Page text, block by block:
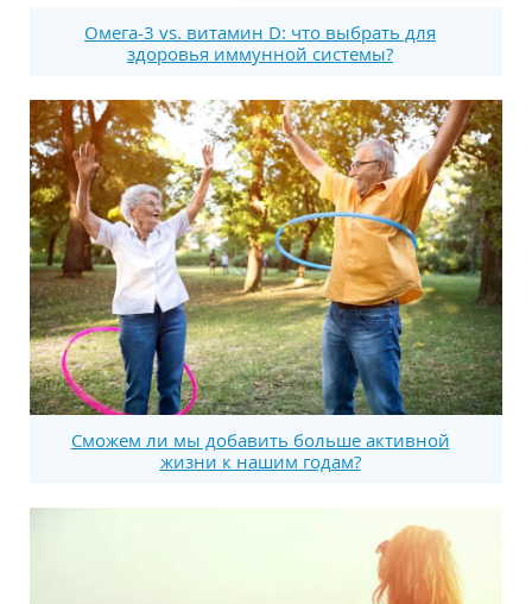
Омега-3 vs. витамин D: что выбрать для
здоровья иммунной системы?
Сможем ли мы добавить больше активной
жизни к нашим годам?